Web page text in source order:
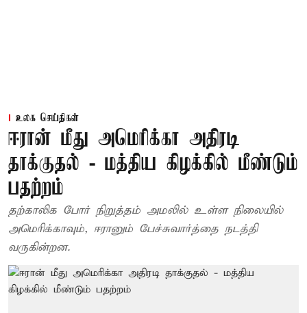
உலக செய்திகள்
ஈரான் மீது அமெரிக்கா அதிரடி
தாக்குதல் - மத்திய கிழக்கில் மீண்டும்
பதற்றம்
தற்காலிக போர் நிறுத்தம் அமலில் உள்ள நிலையில்
அமெரிக்காவும், ஈரானும் பேச்சுவார்த்தை நடத்தி
வருகின்றன.